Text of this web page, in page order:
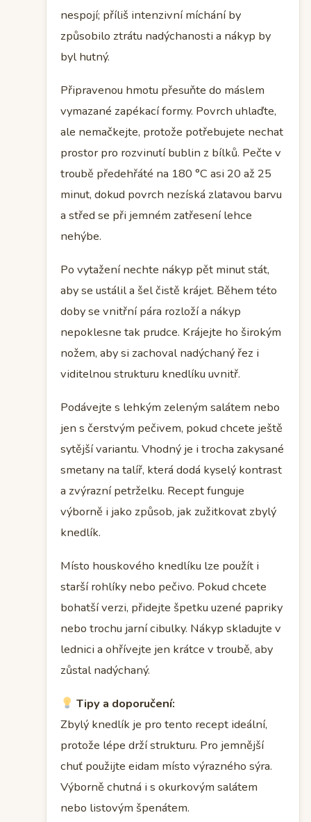
nespojí; příliš intenzivní míchání by
způsobilo ztrátu nadýchanosti a nákyp by
byl hutný.
Připravenou hmotu přesuňte do máslem
vymazané zapékací formy. Povrch uhlaďte,
ale nemačkejte, protože potřebujete nechat
prostor pro rozvinutí bublin z bílků. Pečte v
troubě předehřáté na 180 °C asi 20 až 25
minut, dokud povrch nezíská zlatavou barvu
a střed se při jemném zatřesení lehce
nehýbe.
Po vytažení nechte nákyp pět minut stát,
aby se ustálil a šel čistě krájet. Během této
doby se vnitřní pára rozloží a nákyp
nepoklesne tak prudce. Krájejte ho širokým
nožem, aby si zachoval nadýchaný řez i
viditelnou strukturu knedlíku uvnitř.
Podávejte s lehkým zeleným salátem nebo
jen s čerstvým pečivem, pokud chcete ještě
sytější variantu. Vhodný je i trocha zakysané
smetany na talíř, která dodá kyselý kontrast
a zvýrazní petrželku. Recept funguje
výborně i jako způsob, jak zužitkovat zbylý
knedlík.
Místo houskového knedlíku lze použít i
starší rohlíky nebo pečivo. Pokud chcete
bohatší verzi, přidejte špetku uzené papriky
nebo trochu jarní cibulky. Nákyp skladujte v
lednici a ohřívejte jen krátce v troubě, aby
zůstal nadýchaný.
Tipy a doporučení:
Zbylý knedlík je pro tento recept ideální,
protože lépe drží strukturu. Pro jemnější
chuť použijte eidam místo výrazného sýra.
Výborně chutná i s okurkovým salátem
nebo listovým špenátem.